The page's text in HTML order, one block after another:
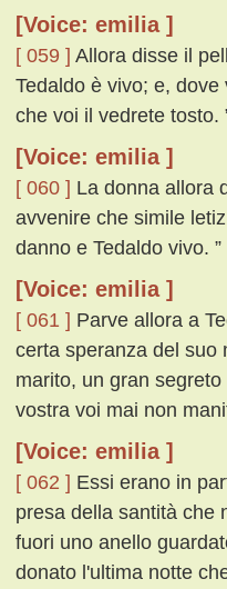
[Voice: emilia ]
[ 059 ] Allora disse il
Tedaldo è vivo; e,
che voi il vedrete tosto.
[Voice: emilia ]
[ 060 ] La donna allora
avvenire che simile
danno e Tedaldo vivo. ”
[Voice: emilia ]
[ 061 ] Parve allora a
certa speranza del suo
marito, un gran
vostra voi mai non
[Voice: emilia ]
[ 062 ] Essi erano in
presa della santità che
fuori uno anello
donato l'ultima notte